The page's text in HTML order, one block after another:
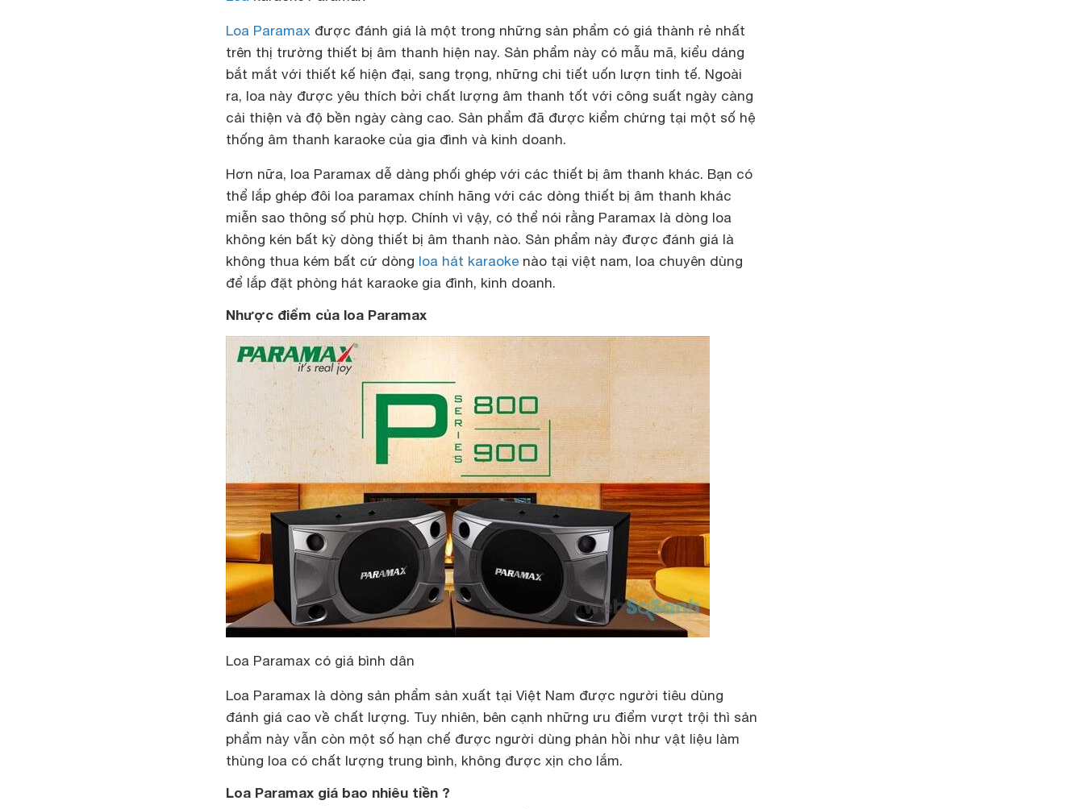
Loa Paramax được đánh giá là một trong những sản phẩm có giá thành rẻ nhất
trên thị trường thiết bị âm thanh hiện nay. Sản phẩm này có mẫu mã, kiểu dáng
bắt mắt với thiết kế hiện đại, sang trọng, những chi tiết uốn lượn tinh tế. Ngoài
ra, loa này được yêu thích bởi chất lượng âm thanh tốt với công suất ngày càng
cải thiện và độ bền ngày càng cao. Sản phẩm đã được kiểm chứng tại một số hệ
thống âm thanh karaoke của gia đình và kinh doanh.
Hơn nữa, loa Paramax dễ dàng phối ghép với các thiết bị âm thanh khác. Bạn có
thể lắp ghép đôi loa paramax chính hãng với các dòng thiết bị âm thanh khác
miễn sao thông số phù hợp. Chính vì vậy, có thể nói rằng Paramax là dòng loa
không kén bất kỳ dòng thiết bị âm thanh nào. Sản phẩm này được đánh giá là
không thua kém bất cứ dòng loa hát karaoke nào tại việt nam, loa chuyên dùng
để lắp đặt phòng hát karaoke gia đình, kinh doanh.
Nhược điểm của loa Paramax
Loa Paramax có giá bình dân
Loa Paramax là dòng sản phẩm sản xuất tại Việt Nam được người tiêu dùng
đánh giá cao về chất lượng. Tuy nhiên, bên cạnh những ưu điểm vượt trội thì sản
phẩm này vẫn còn một số hạn chế được người dùng phản hồi như vật liệu làm
thùng loa có chất lượng trung bình, không được xịn cho lắm.
Loa Paramax giá bao nhiêu tiền ?